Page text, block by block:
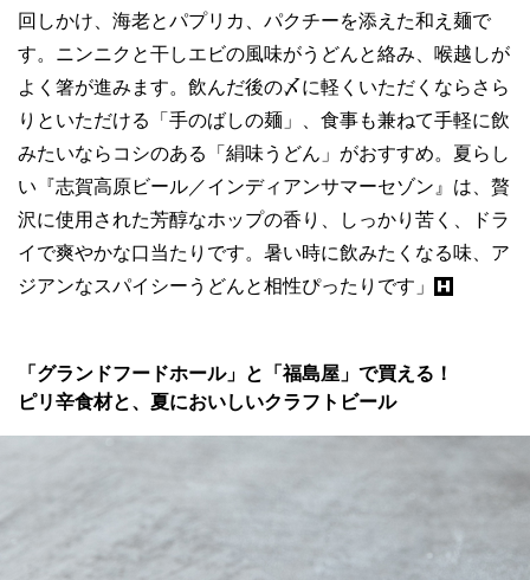
回しかけ、海老とパプリカ、パクチーを添えた和え麺で
す。ニンニクと干しエビの風味がうどんと絡み、喉越しが
よく箸が進みます。飲んだ後の〆に軽くいただくならさら
りといただける「手のばしの麺」、食事も兼ねて手軽に飲
みたいならコシのある「絹味うどん」がおすすめ。夏らし
い『志賀高原ビール／インディアンサマーセゾン』は、贅
沢に使用された芳醇なホップの香り、しっかり苦く、ドラ
イで爽やかな口当たりです。暑い時に飲みたくなる味、ア
ジアンなスパイシーうどんと相性ぴったりです」
「グランドフードホール」と「福島屋」で買える！
ピリ辛食材と、夏においしいクラフトビール